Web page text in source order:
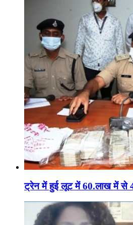
ट्रेन में हुई लूट में 60.लाख में से